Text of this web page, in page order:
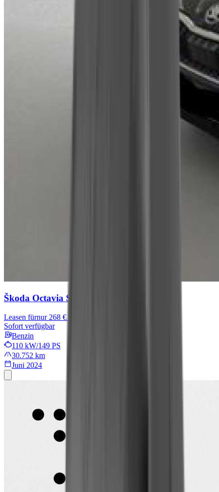
Škoda Octavia Selection
Leasen fürnur 268 € mtl.
Sofort verfügbar
Benzin
110 kW/149 PS
30.752 km
Juni 2024